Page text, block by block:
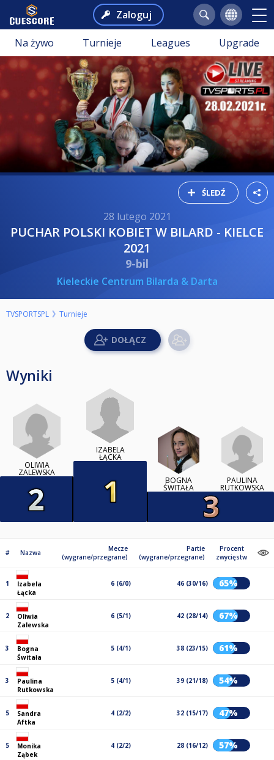
Zaloguj
Na żywo Turnieje Leagues Upgrade
ŚLEDŹ
28 lutego 2021
PUCHAR POLSKI KOBIET W BILARD - KIELCE
2021
9-bil
Kieleckie Centrum Bilarda & Darta
TVSPORTSPL Turnieje
Wyniki
OLIWIA
ZALEWSKA
IZABELA
ŁĄCKA
BOGNA
ŚWITAŁA
PAULINA
RUTKOWSKA
# Nazwa
Mecze
(wygrane/przegrane)
Partie
(wygrane/przegrane)
Procent
zwycięstw
1
Izabela
Łącka
6 (6/0) 46 (30/16) 65%
2
Oliwia
Zalewska
6 (5/1) 42 (28/14) 67%
3
Bogna
Świtała
5 (4/1) 38 (23/15) 61%
3
Paulina
Rutkowska
5 (4/1) 39 (21/18) 54%
5
Sandra
Aftka
4 (2/2) 32 (15/17) 47%
5
Monika
Ząbek
4 (2/2) 28 (16/12) 57%